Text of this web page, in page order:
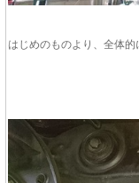
はじめのものより、全体的